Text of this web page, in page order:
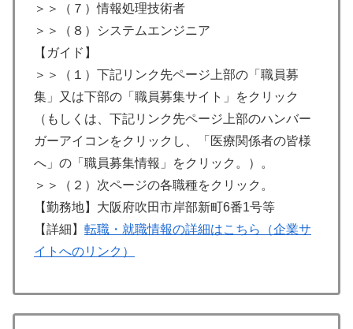
＞＞（７）情報処理技術者
＞＞（８）システムエンジニア
【ガイド】
＞＞（１）下記リンク先ページ上部の「職員募
集」又は下部の「職員募集サイト」をクリック
（もしくは、下記リンク先ページ上部のハンバー
ガーアイコンをクリックし、「医療関係者の皆様
へ」の「職員募集情報」をクリック。）。
＞＞（２）次ページの各職種をクリック。
【勤務地】大阪府吹田市岸部新町6番1号等
【詳細】 転職・就職情報の詳細はこちら（企業サ
イトへのリンク）